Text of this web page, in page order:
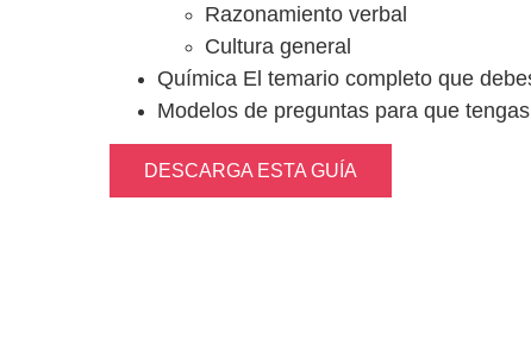
Razonamiento verbal
Cultura general
Química El temario completo que
Modelos de preguntas para que
DESCARGA ESTA GUÍA